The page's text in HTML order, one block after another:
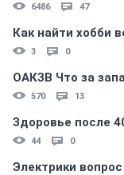
6486 47
Как найти хобби
3 0
ОАКЗВ Что за
570 13
Здоровье после
44 0
Электрики